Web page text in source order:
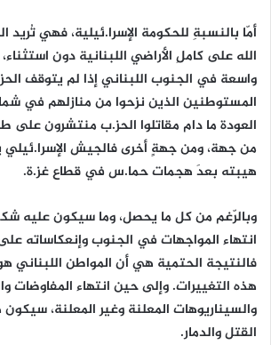
أمّا بالنسبةِ للحكومة الإسرا.ئيلية، فهي
الله على كاملِ الأراضي اللبنانية دون
واسعة في الجنوب اللبناني إذا لم يتوقف
المستوطنين الذين نزحوا من منازلهم في
العودة ما دام مقاتلوا الحز.ب منتشرون على
من جهة، ومن جهةٍ أخرى فالجيش
هيبته بعدَ هجمات حما.س في قطاع غز.ة.
وبالرّغم من كل ما يحصل، وما سيكون عليه
انتهاء المواجهات في الجنوب وإنعكاساته على
فالنتيجة الحتمية هي أن المواطن اللبناني
هذه التغييرات. وإلى حين انتهاء المفاوضات
والسيناريوهات المعلنة وغير المعلنة،
القتل والدمار.